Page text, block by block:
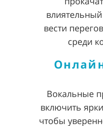
Вокальные
включить
чтобы
вести
среди